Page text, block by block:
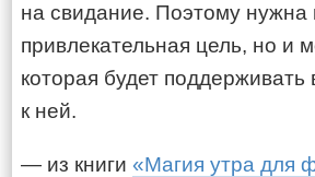
на свидание. Поэтому нужна
привлекательная цель, но и
которая будет поддерживать
к ней.
— из книги «Магия утра для